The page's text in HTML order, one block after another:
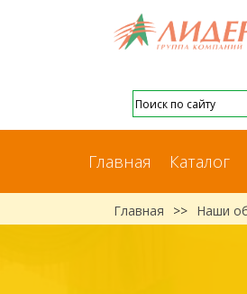
Главная Каталог
Главная >> Наши